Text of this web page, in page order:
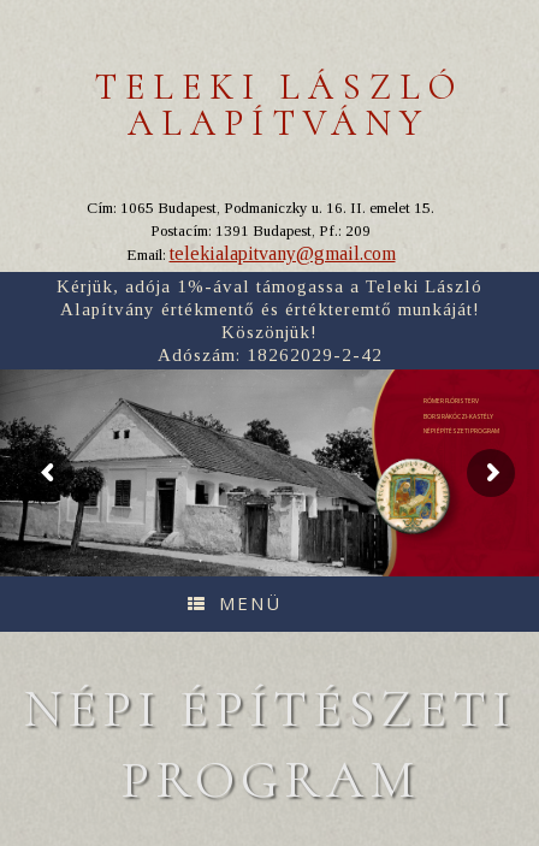
TELEKI LÁSZLÓ
ALAPÍTVÁNY
Cím: 1065 Budapest, Podmaniczky u. 16. II. emelet 15.
Postacím: 1391 Budapest, Pf.: 209
Email:telekialapitvany@gmail.com
Kérjük, adója 1%-ával támogassa a Teleki László
Alapítvány értékmentő és értékteremtő munkáját!
Köszönjük!
Adószám: 18262029-2-42
RÓMER FLÓRIS TERV
BORSI RÁKÓCZI-KASTÉLY
NÉPI ÉPÍTÉSZETI PROGRAM
MENÜ
NÉPI ÉPÍTÉSZETI
PROGRAM